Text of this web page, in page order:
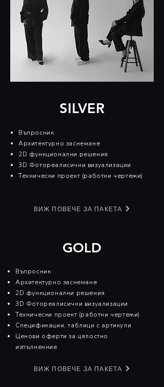
SILVER
Въпросник​
Архитектурно заснемане​
2D функционални решения​
3D Фотореалисични визуализации​
Технически проект (работни чертежи)​
ВИЖ ПОВЕЧЕ ЗА ПАКЕТА
GOLD
Въпросник​
Архитектурно заснемане​
2D функционални решения​
3D Фотореалисични визуализации​
Технически проект (работни чертежи)​
Спецификации, таблици с артикули​
Ценови оферти за цялостно
изпълненние
ВИЖ ПОВЕЧЕ ЗА ПАКЕТА